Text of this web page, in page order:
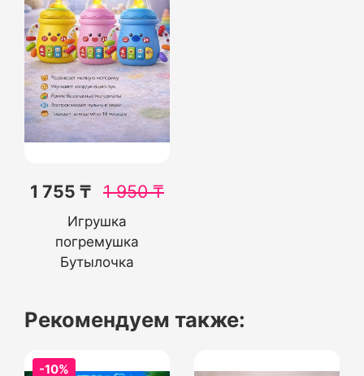
1 755 ₸ 1 950₸
Игрушка
погремушка
Бутылочка
Рекомендуем также:
-10%